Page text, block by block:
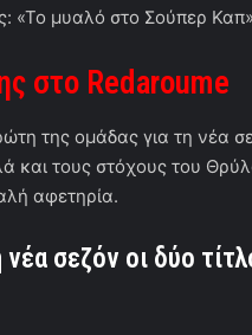
«Το μυαλό στο Σούπερ
στο Redaroume
της ομάδας για τη νέα
και τους στόχους του
αφετηρία.
σεζόν οι δύο